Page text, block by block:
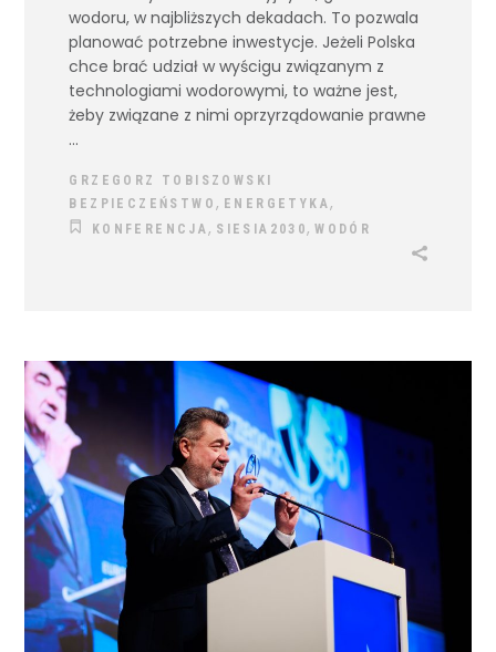
wodoru, w najbliższych dekadach. To pozwala
planować potrzebne inwestycje. Jeżeli Polska
chce brać udział w wyścigu związanym z
technologiami wodorowymi, to ważne jest,
żeby związane z nimi oprzyrządowanie prawne
GRZEGORZ TOBISZOWSKI
BEZPIECZEŃSTWO , ENERGETYKA ,
KONFERENCJA , SIESIA2030,WODÓR